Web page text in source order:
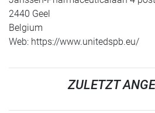
2440 Geel
Belgium
Web: https://www.unitedspb.eu/
ZULETZT